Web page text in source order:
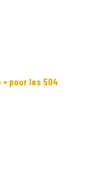
pour les 504